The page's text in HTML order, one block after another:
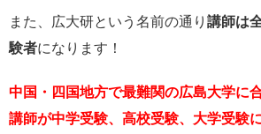
また、広大研という名前の通り 講師は
験者になります！
中国・四国地方で最難関の広島大学に
講師が中学受験、高校受験、大学受験